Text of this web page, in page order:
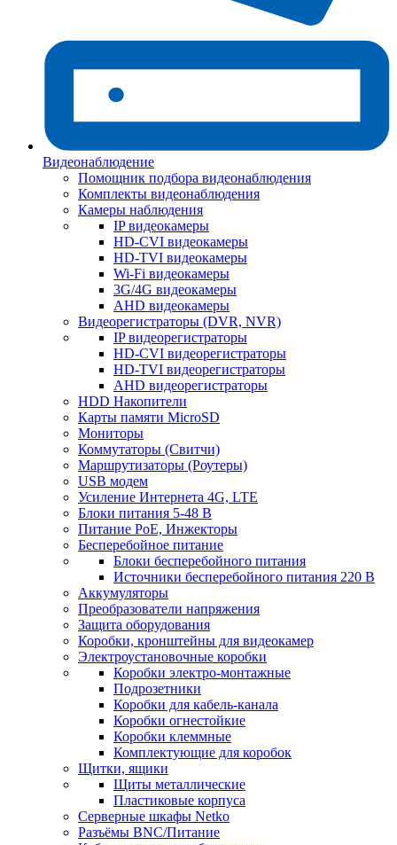
Видеонаблюдение
Помощник подбора видеонаблюдения
Комплекты видеонаблюдения
Камеры наблюдения
IP видеокамеры
HD-CVI видеокамеры
HD-TVI видеокамеры
Wi-Fi видеокамеры
3G/4G видеокамеры
AHD видеокамеры
Видеорегистраторы (DVR, NVR)
IP видеорегистраторы
HD-CVI видеорегистраторы
HD-TVI видеорегистраторы
AHD видеорегистраторы
HDD Накопители
Карты памяти MicroSD
Мониторы
Коммутаторы (Свитчи)
Маршрутизаторы (Роутеры)
USB модем
Усиление Интернета 4G, LTE
Блоки питания 5-48 В
Питание PoE, Инжекторы
Бесперебойное питание
Блоки бесперебойного питания
Источники бесперебойного питания 220 В
Аккумуляторы
Преобразователи напряжения
Защита оборудования
Коробки, кронштейны для видеокамер
Электроустановочные коробки
Коробки электро-монтажные
Подрозетники
Коробки для кабель-канала
Коробки огнестойкие
Коробки клеммные
Комплектующие для коробок
Щитки, ящики
Щиты металлические
Пластиковые корпуса
Серверные шкафы Netko
Разъёмы BNC/Питание